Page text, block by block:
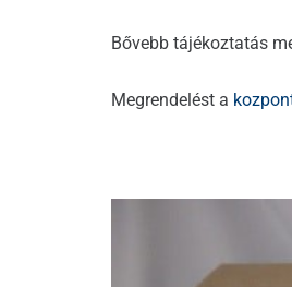
Bővebb tájékoztatás
Megrendelést a